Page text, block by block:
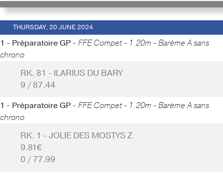
THURSDAY, 20 JUNE 2024
1 - Préparatoire GP - FFE Compet - 1.20m - Barème A sans
chrono
RK. 81 - ILARIUS DU BARY
9 / 87.44
1 - Préparatoire GP - FFE Compet - 1.20m - Barème A sans
chrono
RK. 1 - JOLIE DES MOSTYS Z
9.81€
0 / 77.99